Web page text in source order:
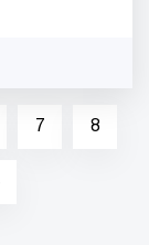
7 8